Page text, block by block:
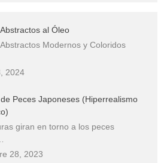
al Óleo
Modernos y Coloridos
2024
Peces Japoneses (Hiperrealismo
giran en torno a los peces
28, 2023